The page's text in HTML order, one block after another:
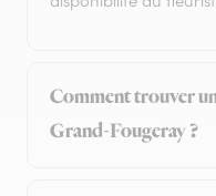
Comment trouver
Grand-Fougeray ?